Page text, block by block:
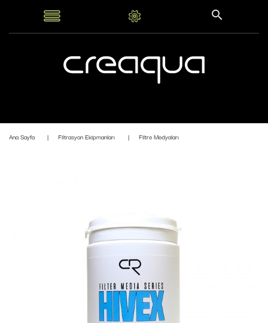
Ana Sayfa Filtrasyon Ekipmanları Filtre Medyaları